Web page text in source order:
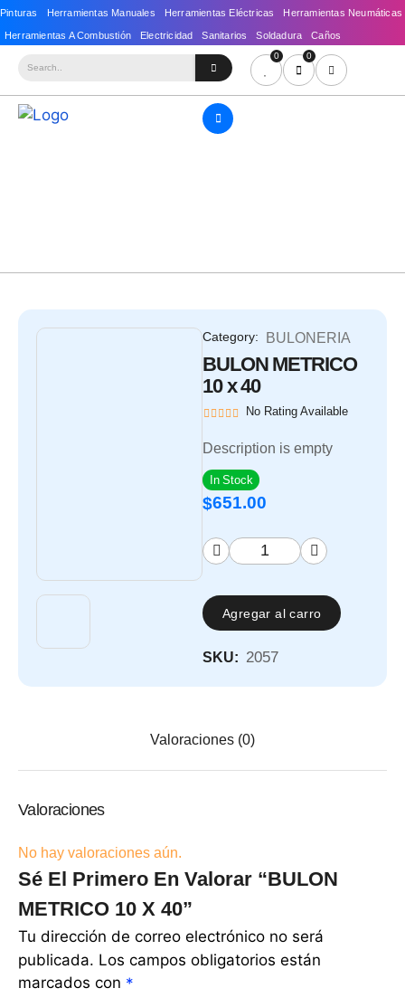
0 0
Category: BULONERIA
BULON METRICO
10 x 40
No Rating Available
Description is empty
In Stock
$651.00
Agregar al carro
SKU: 2057
Valoraciones (0)
Valoraciones
No hay valoraciones aún.
Sé El Primero En Valorar “BULON
METRICO 10 X 40”
Tu dirección de correo electrónico no será
publicada. Los campos obligatorios están
marcados con *